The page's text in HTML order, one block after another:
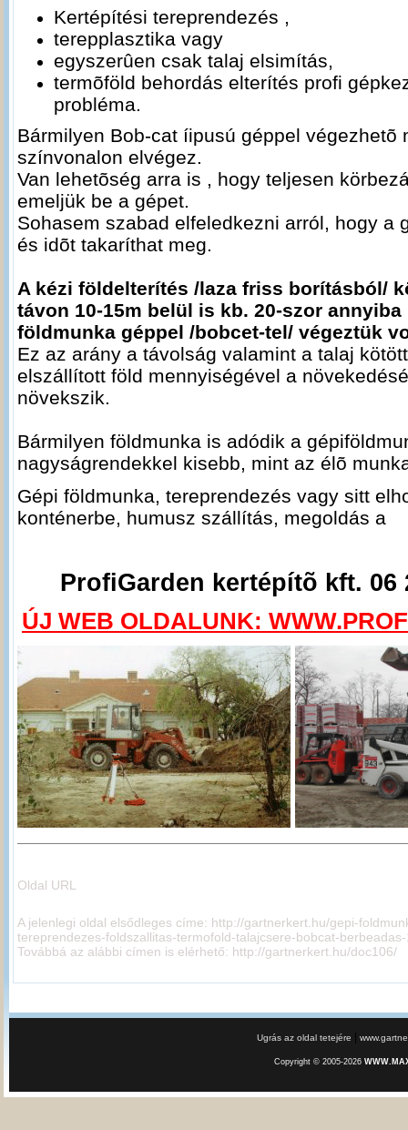
Kertépítési tereprendezés ,
terepplasztika vagy
egyszerûen csak talaj elsimítás,
termõföld behordás elterítés profi
probléma.
Bármilyen Bob-cat íipusú géppel végezhetõ
színvonalon elvégez.
Van lehetõség arra is , hogy teljesen
emeljük be a gépet.
Sohasem szabad elfeledkezni arról, hogy a
és idõt takaríthat meg.
A kézi földelterítés /laza friss borításból/
távon 10-15m belül is kb. 20-szor
földmunka géppel /bobcet-tel/ végeztük
Ez az arány a távolság valamint a talaj
elszállított föld mennyiségével a
növekszik.
Bármilyen földmunka is adódik a
nagyságrendekkel kisebb, mint az élõ
Gépi földmunka, tereprendezés vagy sitt
konténerbe, humusz szállítás, megoldás a
ProfiGarden kertépítõ kft. 06
ÚJ WEB OLDALUNK:
Oldal URL
A jelenlegi oldal elsődleges címe: http://gartnerkert.hu/gepi-
tereprendezes-foldszallitas-termofold-talajcsere-bobcat-
Továbbá az alábbi címen is elérhető: http://gartnerkert.hu/doc106/
Ugrás az oldal tetejére
Copyright © 2005-2026